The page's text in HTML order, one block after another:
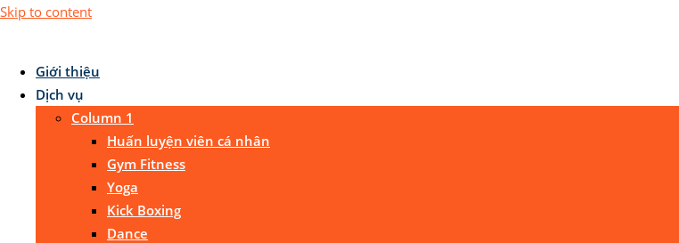
Skip to content
Giới thiệu
Dịch vụ
Column 1
Huấn luyện viên cá nhân
Gym Fitness
Yoga
Kick Boxing
Dance